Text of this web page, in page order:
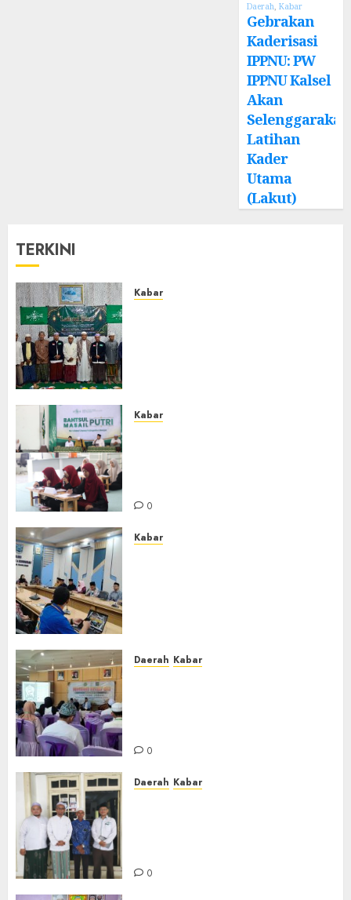
Daerah,Kabar
Gebrakan
Kaderisasi
IPPNU: PW
IPPNU Kalsel
Akan
Selenggarakan
Latihan
Kader
Utama
(Lakut)
TERKINI
Kabar
Kabar
0
Kabar
Daerah Kabar
0
Daerah Kabar
0